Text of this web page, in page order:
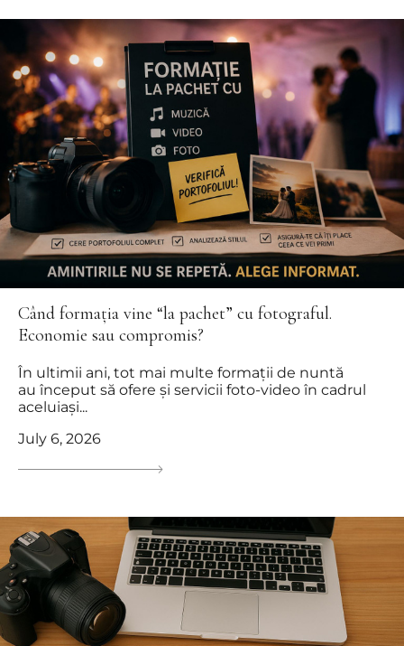
Când formația vine “la pachet” cu fotograful.
Economie sau compromis?
În ultimii ani, tot mai multe formații de nuntă
au început să ofere și servicii foto-video în cadrul
aceluiași...
July 6, 2026